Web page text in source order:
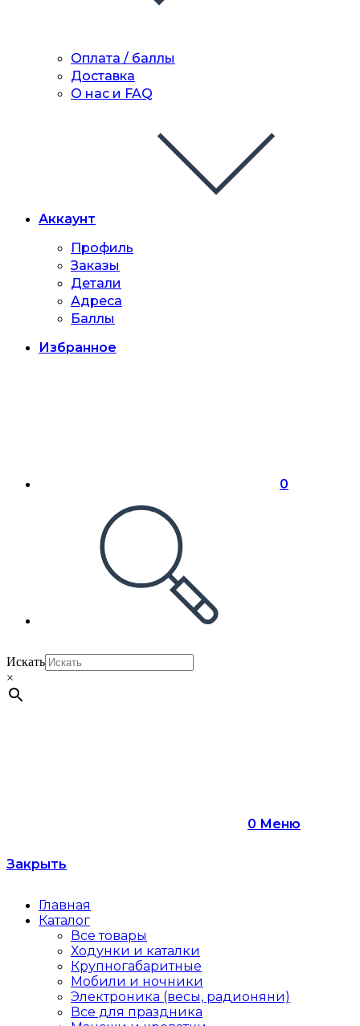
Оплата / баллы
Доставка
О нас и FAQ
Аккаунт
Профиль
Заказы
Детали
Адреса
Баллы
Избранное
0
Искать
×
0 Меню
Закрыть
Главная
Каталог
Все товары
Ходунки и каталки
Крупногабаритные
Мобили и ночники
Электроника (весы, радионяни)
Все для праздника